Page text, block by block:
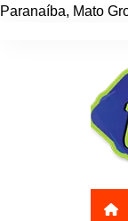
Paranaíba, Mato